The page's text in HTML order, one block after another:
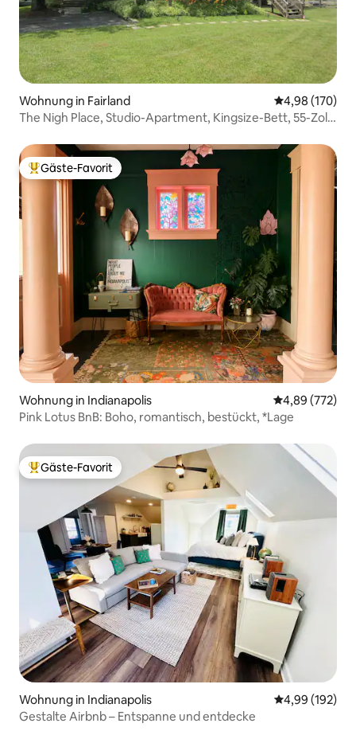
Wohnung in Fairland
4,98 (170)
The Nigh Place, Studio-Apartment, Kingsize-Bett, 55-Zoll-
Beliebter Gäste-Favorit.
Gäste-Favorit
Wohnung in Indianapolis
4,89 (772)
Pink Lotus BnB: Boho, romantisch, bestückt, *Lage
Beliebter Gäste-Favorit.
Gäste-Favorit
Wohnung in Indianapolis
4,99 (192)
Gestalte Airbnb – Entspanne und entdecke